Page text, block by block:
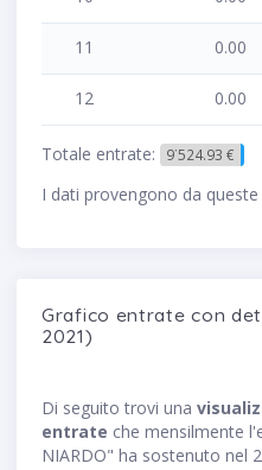
11 0.00
12 0.00
Totale entrate: 9˙524.93 €
I dati provengono da
Grafico entrate con
2021)
Di seguito trovi una
entrate che mensilmente
NIARDO" ha sostenuto nel